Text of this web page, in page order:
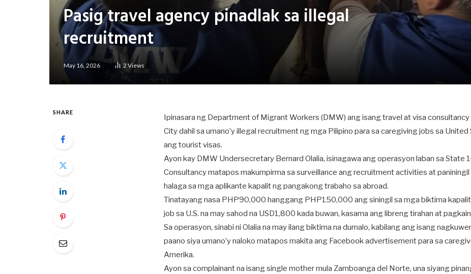
Pasig travel agency pinadlak sa illegal
recruitment
May 16, 2026 2 Views
SHARE
Ipinasara ng Department of Migrant Workers (DMW) ang isang travel at visa
City dahil sa umano’y illegal recruitment ng mga Pilipino para sa caregiving jobs sa
ang tourist visas.
Ayon kay DMW Undersecretary Bernard Olalia, isinagawa ang operasyon laban sa State
Consultancy matapos makumpirma sa surveillance ang recruitment activities at
halaga sa mga aplikante kapalit ng pangakong trabaho sa abroad.
Tinatayang nasa PHP90,000 hanggang PHP150,000 ang siningil sa mga biktima
job sa U.S. na may sahod na USD1,800 kada buwan, kasama ang libreng tirahan at
Sa operasyon, sinabi ni Olalia na may ilang biktima na dumalo, kabilang ang isang
paano siya umano’y naloko matapos makita ang Facebook advertisement para sa
Amerika.
Ayon sa complainant na isang single mother mula Zamboanga del Norte, una siyang